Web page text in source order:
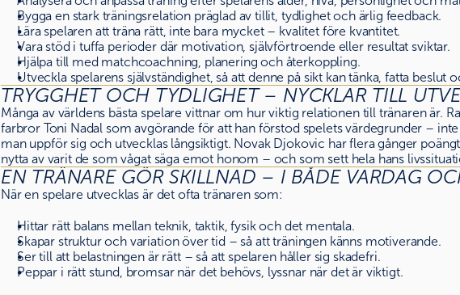
Bygga en stark träningsrelation präglad av tillit, tydlighet och ärlig feedback.
Lära spelaren att träna rätt, inte bara mycket – kvalitet före kvantitet.
Vara stöd i tuffa perioder där motivation, självförtroende eller resultat sviktar.
Hjälpa till med matchcoachning, planering och återkoppling.
Utveckla spelarens självständighet, så att denne på sikt kan tänka, fatta beslut
TRYGGHET OCH TYDLIGHET – NYCKLAR TILL
Många av världens bästa spelare vittnar om hur viktig relationen till tränaren är.
farbror Toni Nadal som avgörande för att han förstod spelets värdegrunder –
man uppför sig och utvecklas långsiktigt. Novak Djokovic har flera gånger
nytta av varit de som vågat säga emot honom – och som sett hela hans
EN TRÄNARE GÖR SKILLNAD – I BÅDE VARDAG
När en spelare utvecklas är det ofta tränaren som:
Hittar rätt balans mellan teknik, taktik, fysik och det mentala.
Skapar struktur och variation över tid – så att träningen känns motiverande.
Ser till att belastningen är rätt – så att spelaren håller sig skadefri.
Peppar i rätt stund, bromsar när det behövs, lyssnar när det är viktigt.